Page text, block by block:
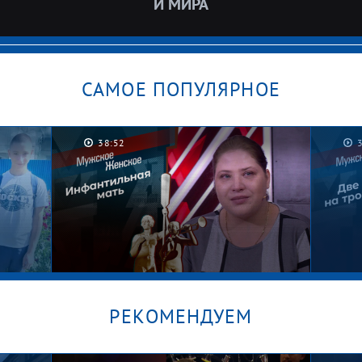
САМОЕ ПОПУЛЯРНОЕ
38:52
РЕКОМЕНДУЕМ